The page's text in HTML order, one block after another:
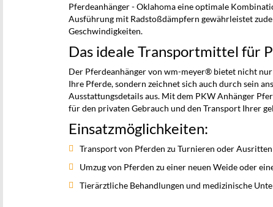
Pferdeanhänger - Oklahoma eine optimale
Ausführung mit Radstoßdämpfern gewährleistet
Geschwindigkeiten.
Das ideale Transportmittel für
Der Pferdeanhänger von wm-meyer® bietet nicht
Ihre Pferde, sondern zeichnet sich auch durch sein
Ausstattungsdetails aus. Mit dem PKW Anhänger
für den privaten Gebrauch und den Transport Ihrer
Einsatzmöglichkeiten:
Transport von Pferden zu Turnieren oder Ausritten
Umzug von Pferden zu einer neuen Weide oder
Tierärztliche Behandlungen und medizinische